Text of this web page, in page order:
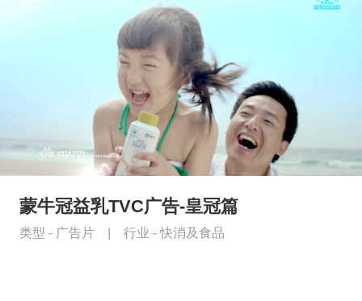
蒙牛冠益乳TVC广告-皇冠篇
类型 - 广告片 行业 -快消及食品